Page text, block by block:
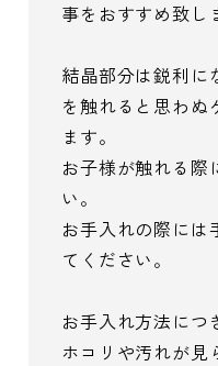
事をおすすめ致し
結晶部分は鋭利に
を触れると思わぬ
ます。
お子様が触れる際
い。
お手入れの際には
てください。
お手入れ方法につ
ホコリや汚れが見